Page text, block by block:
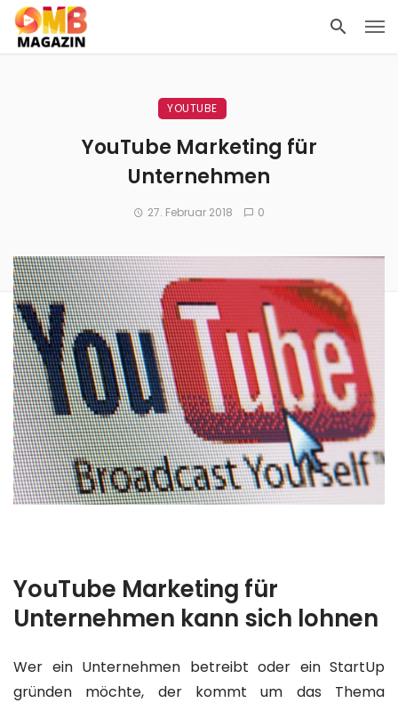
YOUTUBE
YouTube Marketing für
Unternehmen
27. Februar 2018 0
YouTube Marketing für
Unternehmen kann sich lohnen
Wer ein Unternehmen betreibt oder ein StartUp
gründen möchte, der kommt um das Thema